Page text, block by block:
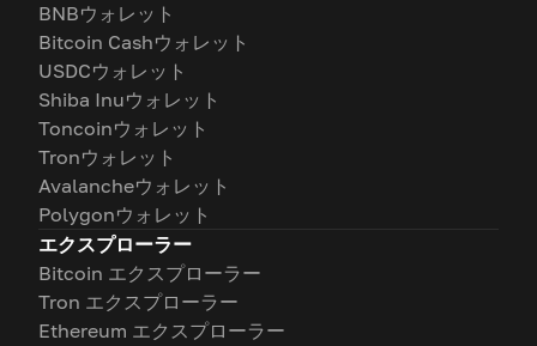
BNBウォレット
Bitcoin Cashウォレット
USDCウォレット
Shiba Inuウォレット
Toncoinウォレット
Tronウォレット
Avalancheウォレット
Polygonウォレット
エクスプローラー
Bitcoin エクスプローラー
Tron エクスプローラー
Ethereum エクスプローラー